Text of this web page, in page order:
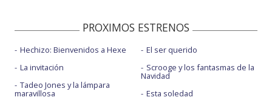
PROXIMOS ESTRENOS
Hechizo: Bienvenidos a Hexe
La invitación
Tadeo Jones y la lámpara
maravillosa
El ser querido
Scrooge y los fantasmas de la
Navidad
Esta soledad